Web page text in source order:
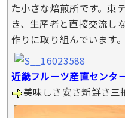
た小さな焙煎所です。東
き、生産者と直接交流し
作りに取り組んでいます。
近畿フルーツ産直センタ
美味しさ安さ新鮮さ三